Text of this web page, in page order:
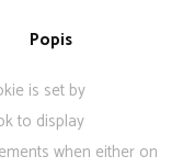
Popis
is set by
to display
when either on